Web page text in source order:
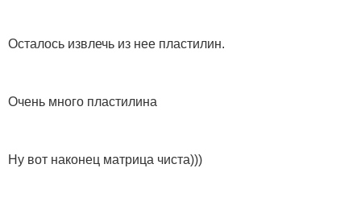
Осталось извлечь из нее пластилин.
Очень много пластилина
Ну вот наконец матрица чиста)))